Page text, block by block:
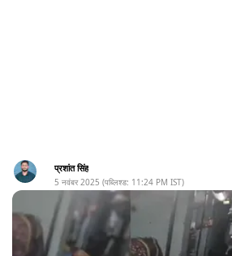
प्रशांत सिंह
5 नवंबर 2025 (पब्लिश्ड: 11:24 PM IST)